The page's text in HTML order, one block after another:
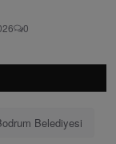
0
Belediyesi